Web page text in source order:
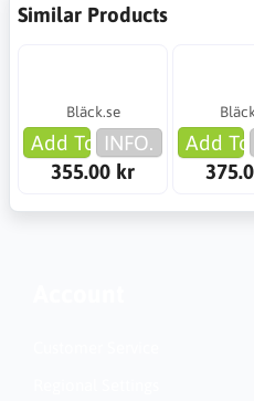
Similar Products
Bläck.se
Add To Cart
INFO.
355.00 kr
Add